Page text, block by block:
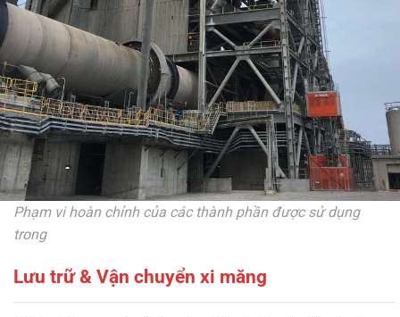
Phạm vi hoàn chỉnh của các thành phần được sử dụng
trong
Lưu trữ & Vận chuyển xi măng